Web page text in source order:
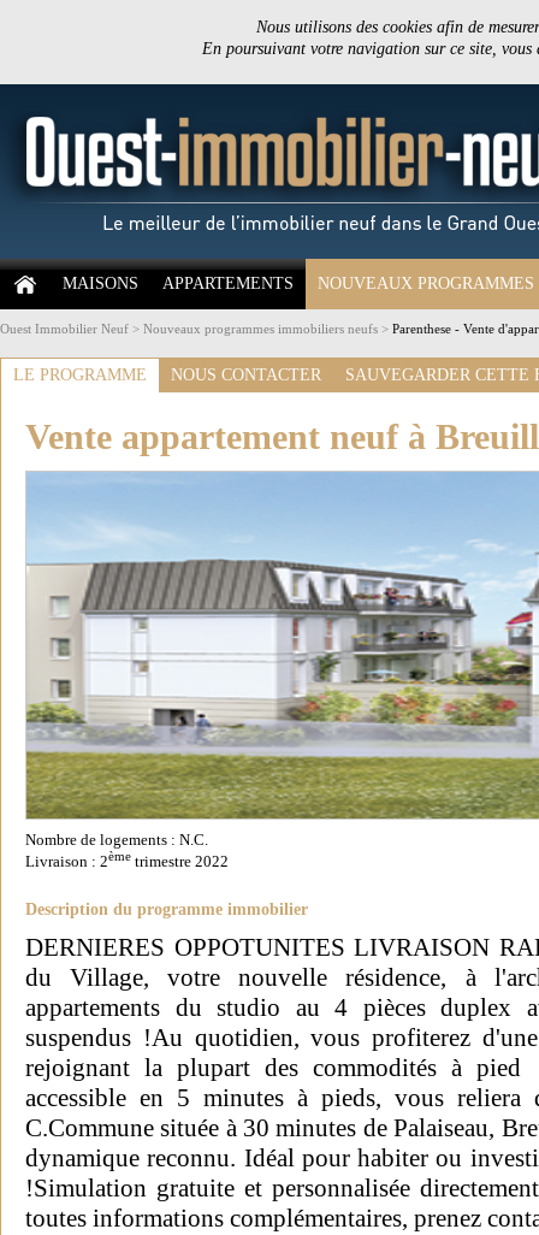
Nous utilisons des cookies afin de
En poursuivant votre navigation sur ce site,
MAISONS APPARTEMENTS NOUVEAUX PROGRAMMES
Ouest Immobilier Neuf > Nouveaux programmes immobiliers neufs > Parenthese - Vente
LE PROGRAMME NOUS CONTACTER SAUVEGARDER CETTE
Vente appartement neuf à
Nombre de logements : N.C.
Livraison : 2ème trimestre 2022
Description du programme immobilier
DERNIERES OPPOTUNITES LIVRAISON
du Village, votre nouvelle résidence, à
appartements du studio au 4 pièces duplex
suspendus !Au quotidien, vous profiterez
rejoignant la plupart des commodités à
accessible en 5 minutes à pieds, vous
C.Commune située à 30 minutes de Palaiseau,
dynamique reconnu. Idéal pour habiter ou
!Simulation gratuite et personnalisée
toutes informations complémentaires, prenez